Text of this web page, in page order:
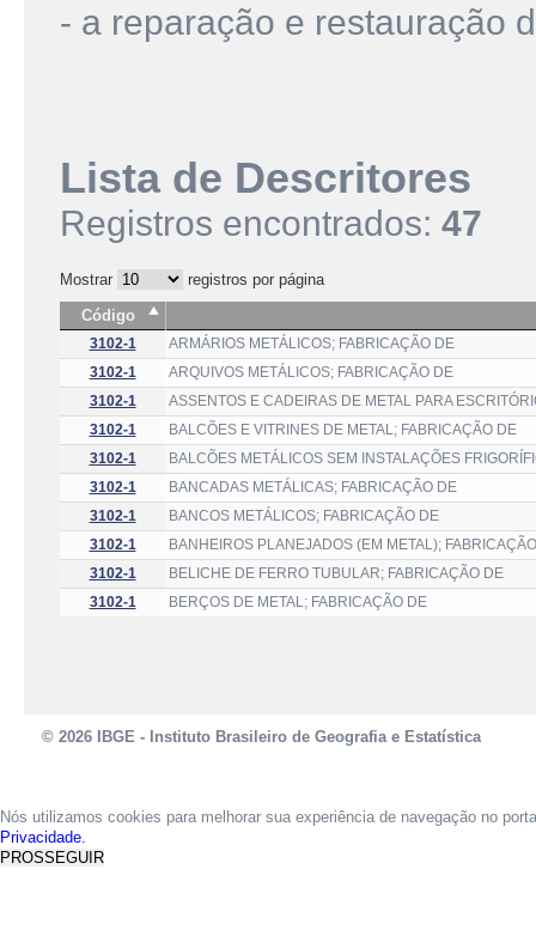
- a reparação e restauração
Lista de Descritores
Registros encontrados: 47
Mostrar
registros por página
Código
3102-1
ARMÁRIOS METÁLICOS; FABRICAÇÃO DE
3102-1
ARQUIVOS METÁLICOS; FABRICAÇÃO DE
3102-1
ASSENTOS E CADEIRAS DE METAL PARA
3102-1
BALCÕES E VITRINES DE METAL; FABRICAÇÃO DE
3102-1
BALCÕES METÁLICOS SEM INSTALAÇÕES
3102-1
BANCADAS METÁLICAS; FABRICAÇÃO DE
3102-1
BANCOS METÁLICOS; FABRICAÇÃO DE
3102-1
BANHEIROS PLANEJADOS (EM METAL);
3102-1
BELICHE DE FERRO TUBULAR; FABRICAÇÃO DE
3102-1
BERÇOS DE METAL; FABRICAÇÃO DE
© 2026 IBGE - Instituto Brasileiro de Geografia e Estatística
Nós utilizamos cookies para melhorar sua experiência de navegação no
Privacidade.
PROSSEGUIR